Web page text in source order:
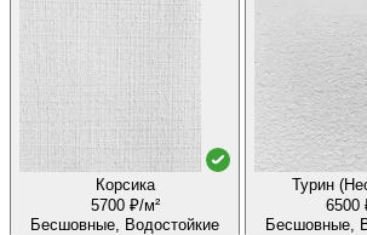
Корсика
5700 ₽/м²
Бесшовные, Водостойкие
Турин
6500